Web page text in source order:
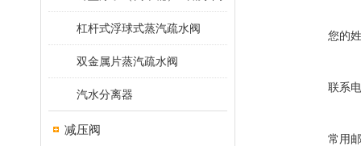
杠杆式浮球式蒸汽疏水阀
双金属片蒸汽疏水阀
汽水分离器
减压阀
您的
联系
常用